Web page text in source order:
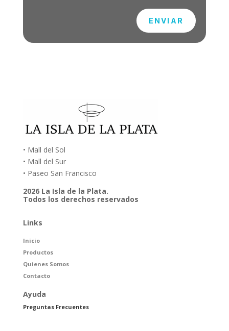
ENVIAR
• Mall del Sol
• Mall del Sur
• Paseo San Francisco
2026 La Isla de la Plata.
Todos los derechos reservados
Links
Inicio
Productos
Quienes Somos
Contacto
Ayuda
Preguntas Frecuentes